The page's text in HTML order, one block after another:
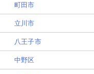
町田市
立川市
八王子市
中野区